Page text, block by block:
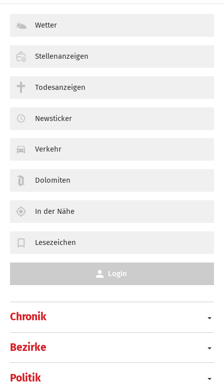
Chronik
Bezirke
Politik
Wetter
Stellenanzeigen
Todesanzeigen
Newsticker
Verkehr
Dolomiten
In der Nähe
Lesezeichen
Login